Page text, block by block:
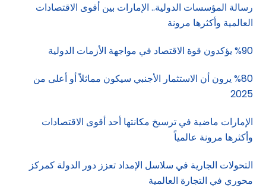
رسالة المؤسسات الدولية.. الإمارات بين أقوى الاقتصادات
العالمية وأكثرها مرونة
%90 يؤكدون قوة الاقتصاد في مواجهة الأزمات الدولية
%80 يرون أن الاستثمار الأجنبي سيكون مماثلاً أو أعلى من
2025
الإمارات ماضية في ترسيخ مكانتها أحد أقوى الاقتصادات
وأكثرها مرونة عالمياً
التحولات الجارية في سلاسل الإمداد تعزز دور الدولة كمركز
محوري في التجارة العالمية